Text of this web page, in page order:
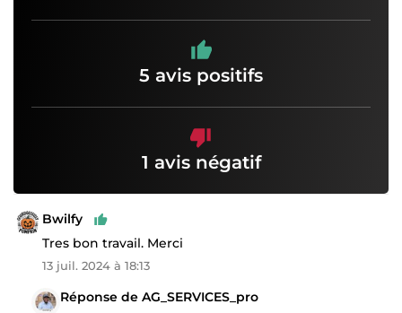
5 avis positifs
1 avis négatif
Bwilfy
Tres bon travail. Merci
13 juil. 2024 à 18:13
Réponse de AG_SERVICES_pro